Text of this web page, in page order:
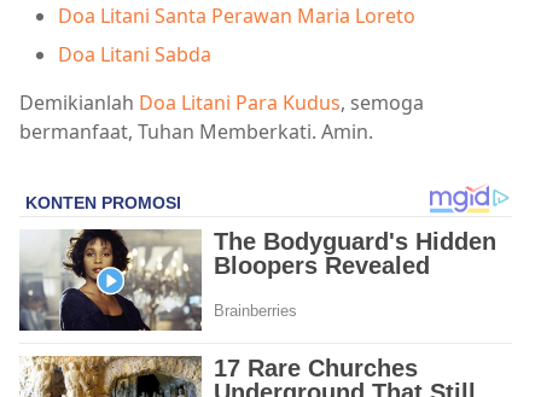
Doa Litani Santa Perawan Maria Loreto
Doa Litani Sabda
Demikianlah Doa Litani Para Kudus, semoga
bermanfaat, Tuhan Memberkati. Amin.